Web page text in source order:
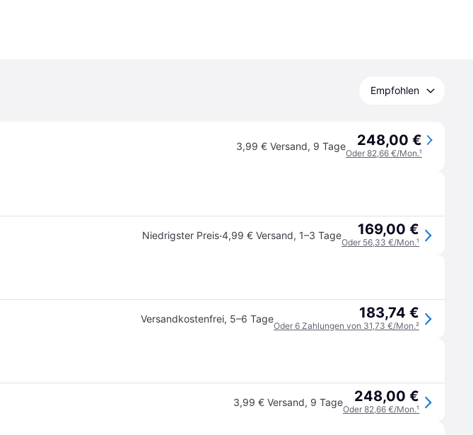
Empfohlen
3,99 € Versand, 9 Tage 248,00 €
Oder 82,66 €/Mon.¹
Niedrigster Preis·4,99 € Versand, 1–3 Tage 169,00 €
Oder 56,33 €/Mon.¹
Versandkostenfrei, 5–6 Tage 183,74 €
Oder 6 Zahlungen von 31,73 €/Mon.²
3,99 € Versand, 9 Tage 248,00 €
Oder 82,66 €/Mon.¹